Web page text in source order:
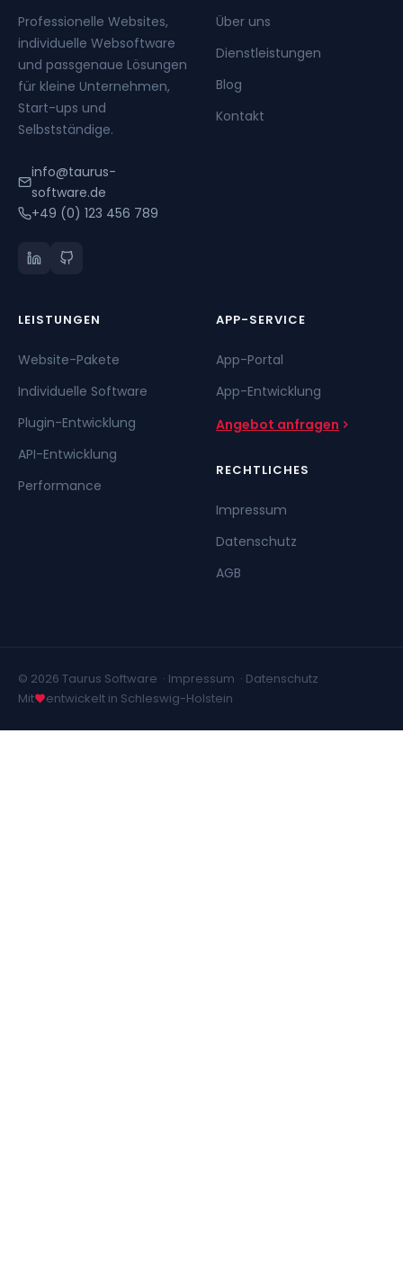
Professionelle Websites,
individuelle Websoftware
und passgenaue Lösungen
für kleine Unternehmen,
Start-ups und
Selbstständige.
info@taurus-
software.de
+49 (0) 123 456 789
Über uns
Dienstleistungen
Blog
Kontakt
LEISTUNGEN
Website-Pakete
Individuelle Software
Plugin-Entwicklung
API-Entwicklung
Performance
APP-SERVICE
App-Portal
App-Entwicklung
Angebot anfragen
RECHTLICHES
Impressum
Datenschutz
AGB
© 2026 Taurus Software · Impressum · Datenschutz
Mit
entwickelt in Schleswig-Holstein